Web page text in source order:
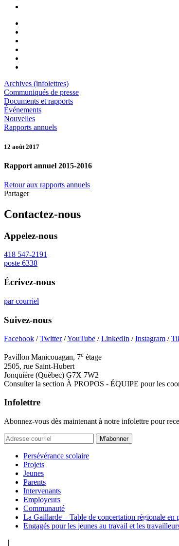
Archives (infolettres)
Communiqués de presse
Documents et rapports
Événements
Nouvelles
Rapports annuels
12 août 2017
Rapport annuel 2015-2016
Retour aux rapports annuels
Partager
Contactez-nous
Appelez-nous
418 547-2191
poste 6338
Écrivez-nous
par courriel
Suivez-nous
Facebook /Twitter/YouTube /LinkedIn /Instagram /
Pavillon Manicouagan, 7e étage
2505, rue Saint-Hubert
Jonquière (Québec) G7X 7W2
Consulter la section À PROPOS - ÉQUIPE pour les
Infolettre
Abonnez-vous dès maintenant à notre infolettre pour
M'abonner
Persévérance scolaire
Projets
Jeunes
Parents
Intervenants
Employeurs
Communauté
La Gaillarde – Table de concertation régionale en
Engagés pour les jeunes au travail et les
|